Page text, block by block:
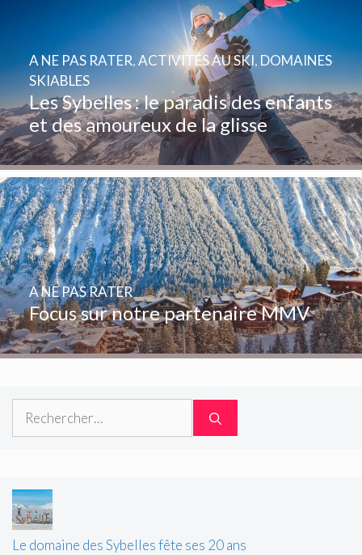
Les Sybelles : le paradis des enfants
et des amoureux de la glisse
A NE PAS RATER,ACTIVITÉS AU SKI, DOMAINES
SKIABLES
Focus sur notre partenaire MMV
A NE PAS RATER
Le domaine des Sybelles fête ses 20 ans